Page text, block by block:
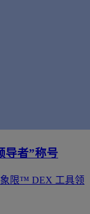
导者”称号
象限™ DEX 工具领